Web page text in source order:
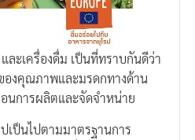
ะเครื่องดื่ม เป็นที่ทราบกันดีว่า
องคุณภาพและมรดกทางด้าน
นการผลิตและจัดจำหน่าย
เป็นไปตามมาตรฐานการ